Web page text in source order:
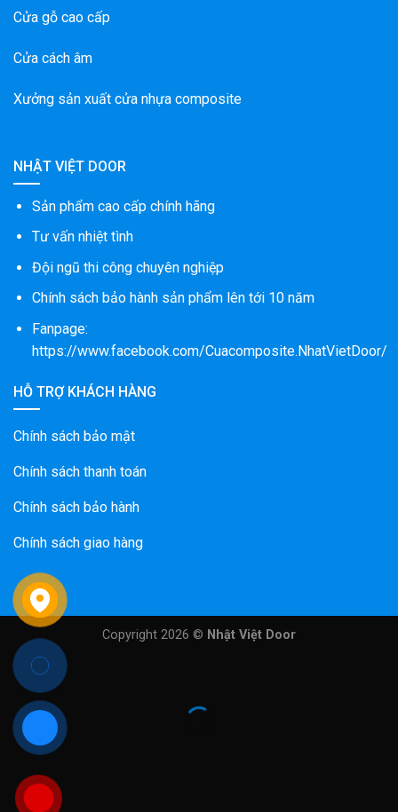
Cửa gỗ cao cấp
Cửa cách âm
Xưởng sản xuất cửa nhựa composite
NHẬT VIỆT DOOR
Sản phẩm cao cấp chính hãng
Tư vấn nhiệt tình
Đội ngũ thi công chuyên nghiệp
Chính sách bảo hành sản phẩm lên tới 10 năm
Fanpage:
https://www.facebook.com/Cuacomposite.NhatVietDoor/
HỖ TRỢ KHÁCH HÀNG
Chính sách bảo mật
Chính sách thanh toán
Chính sách bảo hành
Chính sách giao hàng
Copyright 2026 © Nhật Việt Door